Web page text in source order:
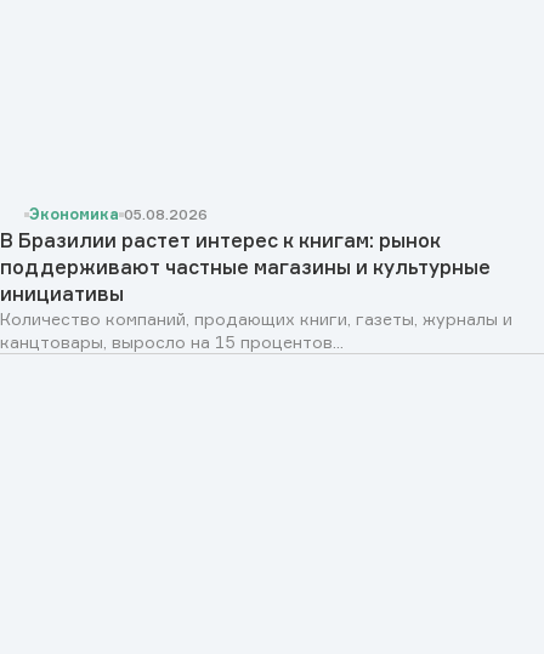
Экономика 05.08.2026
В Бразилии растет интерес к книгам: рынок
поддерживают частные магазины и культурные
инициативы
Количество компаний, продающих книги, газеты, журналы и
канцтовары, выросло на 15 процентов...